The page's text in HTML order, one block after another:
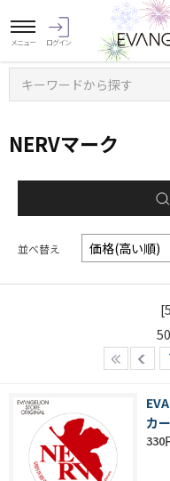
キーワードから探す
NERVマーク
並べ替え
カ
330